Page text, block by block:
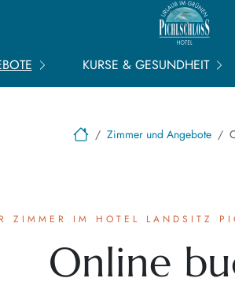
KURSE & GESUNDHEIT
Zimmer und Angebote
Online
ZIMMER IM HOTEL LANDSITZ